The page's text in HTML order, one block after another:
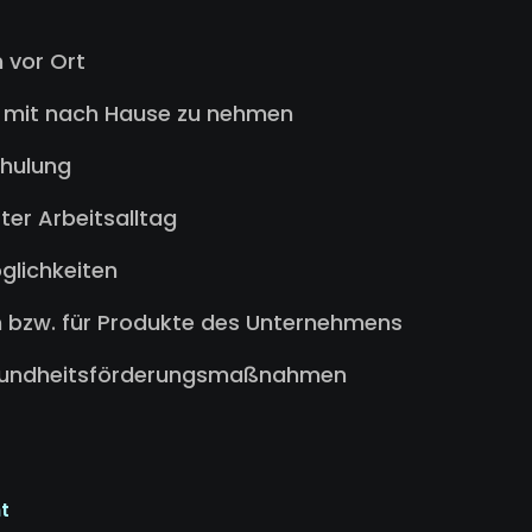
vor Ort
nach Hause zu nehmen
Arbeitsalltag
für Produkte des Unternehmens